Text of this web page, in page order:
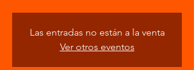
Las entradas no están a la venta
Ver otros eventos